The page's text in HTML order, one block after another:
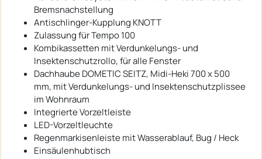
Bremsnachstellung
Antischlinger-Kupplung KNOTT
Zulassung für Tempo 100
Kombikassetten mit Verdunkelungs- und
Insektenschutzrollo, für alle Fenster
Dachhaube DOMETIC SEITZ, Midi-Heki 700 x 500
mm, mit Verdunkelungs- und Insektenschutzplissee
im Wohnraum
Integrierte Vorzeltleiste
LED-Vorzeltleuchte
Regenmarkisenleiste mit Wasserablauf, Bug / Heck
Einsäulenhubtisch